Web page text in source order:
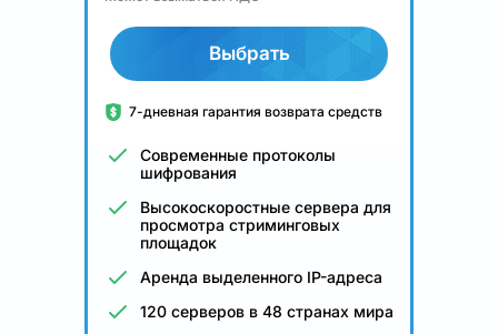
Выбрать
7-дневная гарантия возврата средств
Современные протоколы
шифрования
Высокоскоростные сервера для
просмотра стриминговых
площадок
Аренда выделенного IP-адреса
120 серверов в 48 странах мира